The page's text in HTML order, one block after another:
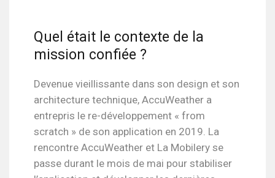
Quel était le contexte de la
mission confiée ?
Devenue vieillissante dans son design et son
architecture technique, AccuWeather a
entrepris le re-développement « from
scratch » de son application en 2019. La
rencontre AccuWeather et La Mobilery se
passe durant le mois de mai pour stabiliser